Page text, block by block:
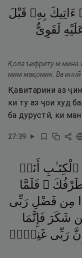
ءَاتِيكَ بِهِۦ قَبْلَ
لَقَوِىٌّ
Қола ъифрӣту-м мина-
мим мақомик. Ва иннӣ
Қавитарини аз
ки ту аз ҷои худ
ба дурустӣ, ки
27:39
ٱلْكِتَـٰبِ أَنَا۠
فَلَمَّا
مِن فَضْلِ رَبِّى
شَكَرَ فَإِنَّمَا
رَبِّى غَنِىٌّۭ